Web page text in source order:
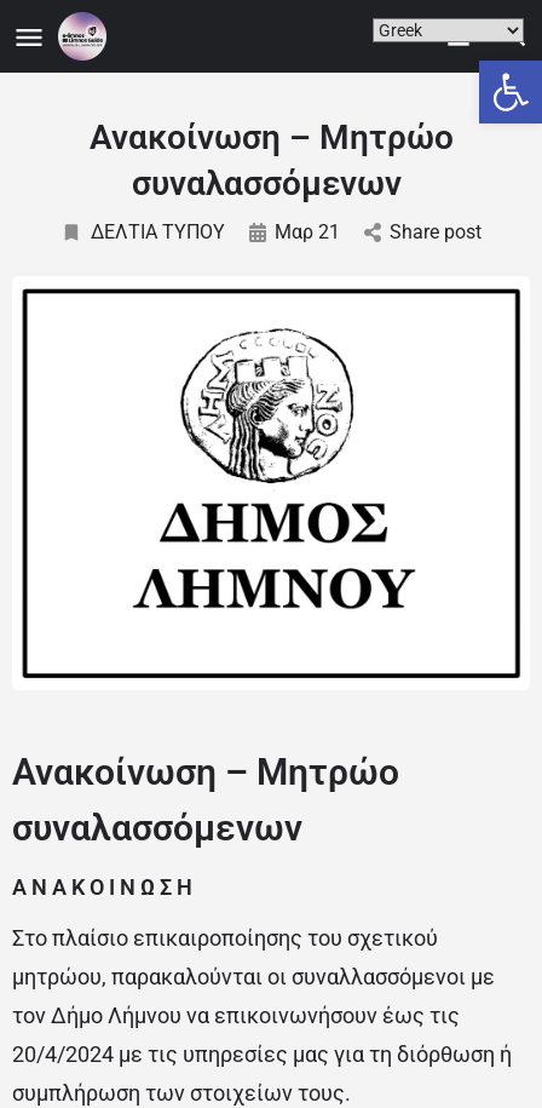
Ανακοίνωση – Μητρώο
συναλασσόμενων
ΔΕΛΤΙΑ ΤΥΠΟΥ Μαρ 21 Share post
Ανακοίνωση – Μητρώο
συναλασσόμενων
Α Ν Α Κ Ο Ι Ν Ω Σ Η
Στο πλαίσιο επικαιροποίησης του σχετικού
μητρώου, παρακαλούνται οι συναλλασσόμενοι με
τον Δήμο Λήμνου να επικοινωνήσουν έως τις
20/4/2024 με τις υπηρεσίες μας για τη διόρθωση ή
συμπλήρωση των στοιχείων τους.